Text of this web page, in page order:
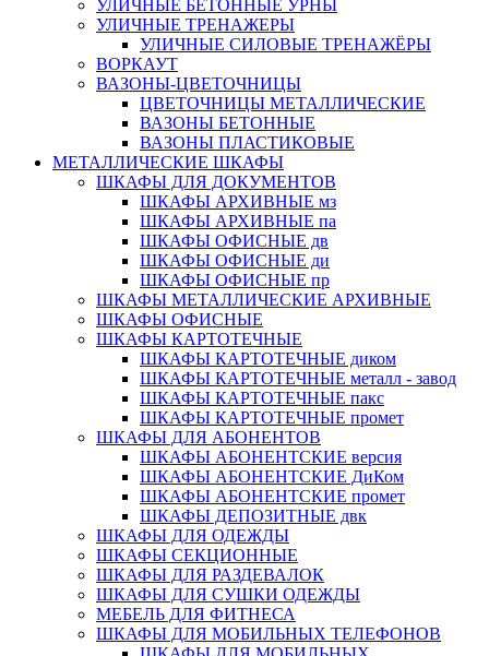
УЛИЧНЫЕ БЕТОННЫЕ УРНЫ
УЛИЧНЫЕ ТРЕНАЖЕРЫ
УЛИЧНЫЕ СИЛОВЫЕ ТРЕНАЖЁРЫ
ВОРКАУТ
ВАЗОНЫ-ЦВЕТОЧНИЦЫ
ЦВЕТОЧНИЦЫ МЕТАЛЛИЧЕСКИЕ
ВАЗОНЫ БЕТОННЫЕ
ВАЗОНЫ ПЛАСТИКОВЫЕ
МЕТАЛЛИЧЕСКИЕ ШКАФЫ
ШКАФЫ ДЛЯ ДОКУМЕНТОВ
ШКАФЫ АРХИВНЫЕ мз
ШКАФЫ АРХИВНЫЕ па
ШКАФЫ ОФИСНЫЕ дв
ШКАФЫ ОФИСНЫЕ ди
ШКАФЫ ОФИСНЫЕ пр
ШКАФЫ МЕТАЛЛИЧЕСКИЕ АРХИВНЫЕ
ШКАФЫ ОФИСНЫЕ
ШКАФЫ КАРТОТЕЧНЫЕ
ШКАФЫ КАРТОТЕЧНЫЕ диком
ШКАФЫ КАРТОТЕЧНЫЕ металл - завод
ШКАФЫ КАРТОТЕЧНЫЕ пакс
ШКАФЫ КАРТОТЕЧНЫЕ промет
ШКАФЫ ДЛЯ АБОНЕНТОВ
ШКАФЫ АБОНЕНТСКИЕ версия
ШКАФЫ АБОНЕНТСКИЕ ДиКом
ШКАФЫ АБОНЕНТСКИЕ промет
ШКАФЫ ДЕПОЗИТНЫЕ двк
ШКАФЫ ДЛЯ ОДЕЖДЫ
ШКАФЫ СЕКЦИОННЫЕ
ШКАФЫ ДЛЯ РАЗДЕВАЛОК
ШКАФЫ ДЛЯ СУШКИ ОДЕЖДЫ
МЕБЕЛЬ ДЛЯ ФИТНЕСА
ШКАФЫ ДЛЯ МОБИЛЬНЫХ ТЕЛЕФОНОВ